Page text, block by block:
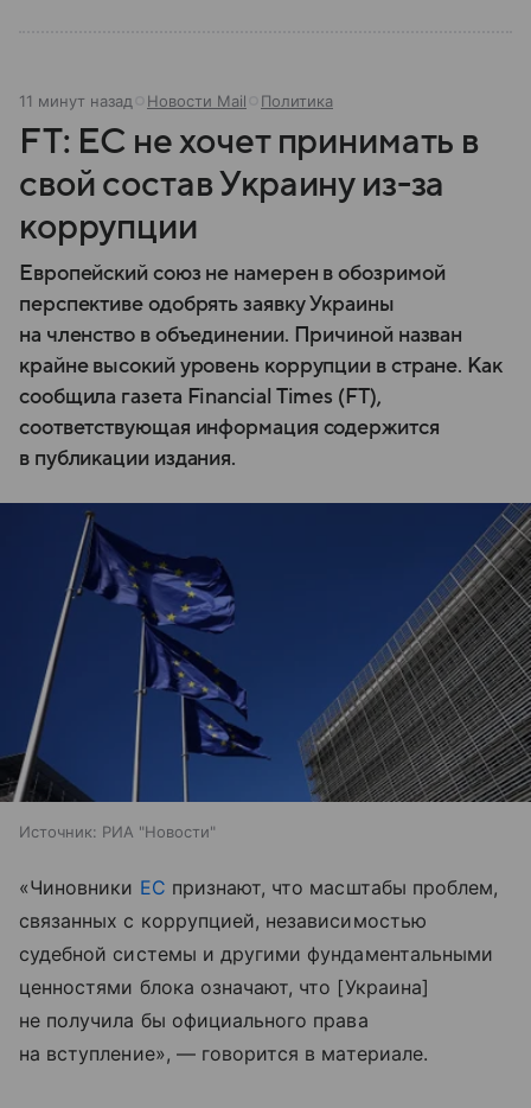
11 минут назад Новости Mail Политика
FT: ЕС не хочет принимать в
свой состав Украину из-за
коррупции
Европейский союз не намерен в обозримой
перспективе одобрять заявку Украины
на членство в объединении. Причиной назван
крайне высокий уровень коррупции в стране. Как
сообщила газета Financial Times (FT),
соответствующая информация содержится
в публикации издания.
Источник: РИА "Новости"
«Чиновники ЕС признают, что масштабы проблем,
связанных с коррупцией, независимостью
судебной системы и другими фундаментальными
ценностями блока означают, что [Украина]
не получила бы официального права
на вступление», — говорится в материале.